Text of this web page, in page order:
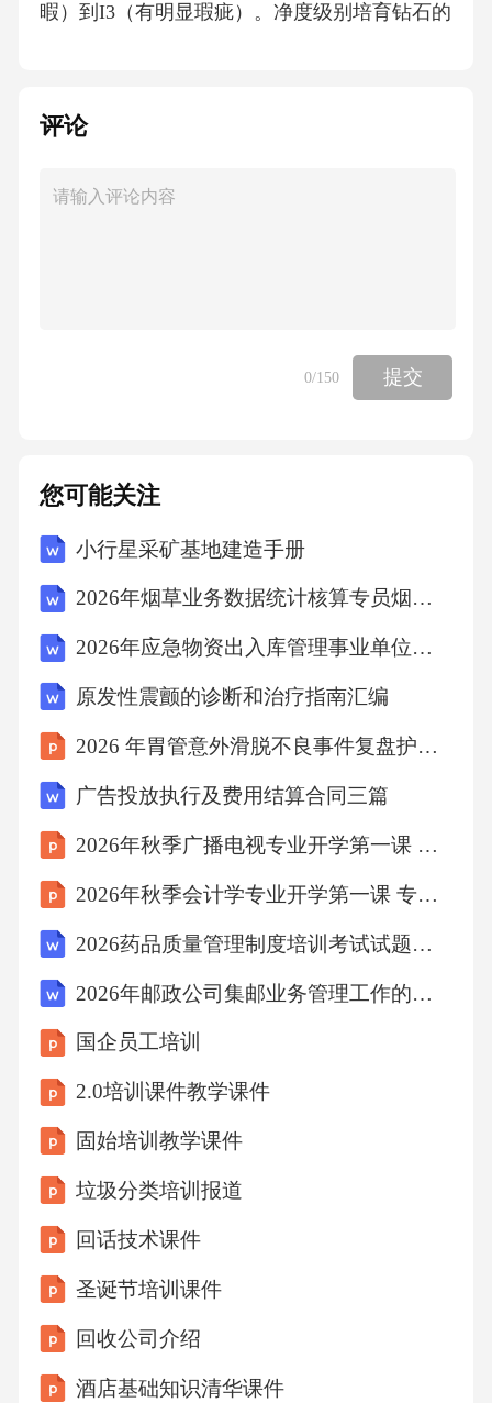
暇）到I3（有明显瑕疵）。净度级别培育钻石的
上，培育钻石可以有多种颜色，包括黄色、粉
元素。误区一：所有培育钻石都是无色的01虽
然钻石在质量上无差异02培育钻石的鉴定需要
专业知识和精密仪器，因为它们可能具有与天
5首饰行业应用时尚首饰品牌利用培育钻石的多
样性和创新设计，推出价格亲民的时尚饰品，
如潘多拉的培育钻石手链。消费者对个性化和
中的应用，满足了个性化设计需求。培育钻石
因其成本效益和可持续性，逐渐成为高端珠宝
品牌的新宠，如戴比尔斯的Lightbox系列。培育
钻石在高端珠宝中的应用培育钻石在定制珠宝
域应用培育钻石因其硬度高，常被用于制造精
密切割工具，提高工业切割效率和精度。精密
切割工具培育钻石具有出色的热导率，被应用
于电子设备中作为散热材料，提升设备性能。
热管理材料由于培育钻石的光学特性，它们被
用于制造高性能的光学仪器，如激光器和传感
器。光学仪器制造未来发展趋势随着培育技术
的不断进步，未来培育钻石的成本有望进一步
降低消费者对个性化珠宝的需求不断上升，培
育钻石的定制服务将成为市场发展的重要方
向。个性化定制需求增长培育钻石生产过程的
环保性将吸引更多注重可持续发展的消费者，
推动市场进一步扩张。环保意识推动市场扩张
培育钻石的营销策略06品牌建设通过设计独特
评论
0/150 提交
您可能关注
小行星采矿基地建造手册
2026年烟草业务数据统计核算专员烟草公司招聘考试笔试试题（含答案）
2026年应急物资出入库管理事业单位招聘考试笔试试题（含答案）
原发性震颤的诊断和治疗指南汇编
2026 年胃管意外滑脱不良事件复盘护理个案
广告投放执行及费用结算合同三篇
2026年秋季广播电视专业开学第一课 专业精神与文化传承
2026年秋季会计学专业开学第一课 专业认知与学业规划讲座方案
2026药品质量管理制度培训考试试题及答案
2026年邮政公司集邮业务管理工作的计划
国企员工培训
2.0培训课件教学课件
固始培训教学课件
垃圾分类培训报道
回话技术课件
圣诞节培训课件
回收公司介绍
酒店基础知识清华课件